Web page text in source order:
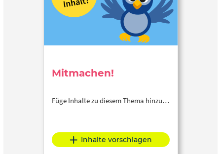
Mitmachen!
Füge Inhalte zu diesem Thema hinzu…
Inhalte vorschlagen